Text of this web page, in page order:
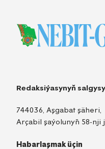
Redaksiýasynyň salgysy
744036, Aşgabat şäheri,
Arçabil şaýolunyň 58-nji
Habarlaşmak üçin